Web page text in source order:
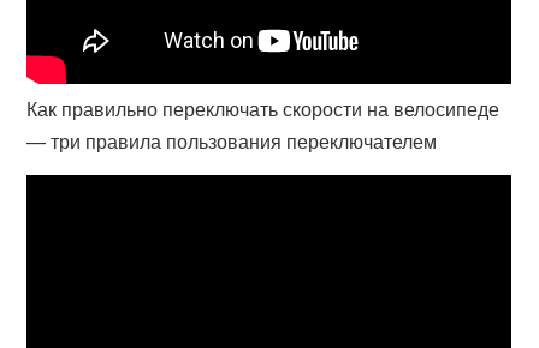
Как правильно переключать скорости на велосипеде
— три правила пользования переключателем